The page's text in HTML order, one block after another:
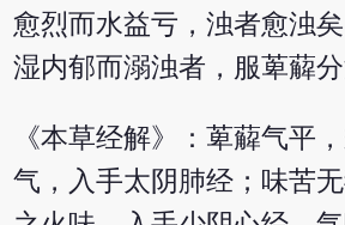
愈烈而水益亏，浊者愈浊
湿内郁而溺浊者，服萆薢分
《本草经解》：萆薢气平
气，入手太阴肺经；味苦